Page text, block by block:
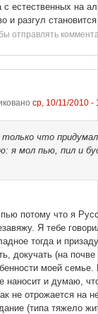
естественных на
и разгул
отправлять
ср, 10/11/2010 -
что
я мол пью, пил и
потому что я
Я тебе
тогда и
докучать (на
моей
и думаю,
не отрожается на
(типа тяжело